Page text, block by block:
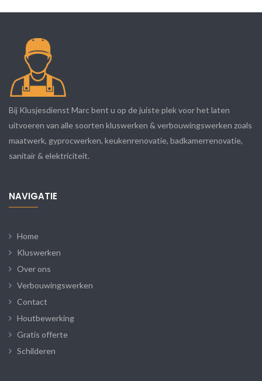
Bij Klusjesdienst Marc bent u op de juiste plek voor het laten
uitvoeren van alle soorten kluswerken & verbouwingswerken zoals
maatwerk, gyprocwerken, keukenrenovatie, badkamerrenovatie,
sanitair & elektriciteit.
NAVIGATIE
Home
Kluswerken
Over ons
Verbouwingswerken
Contact
Houtbewerking
Gratis offerte
Schilderen